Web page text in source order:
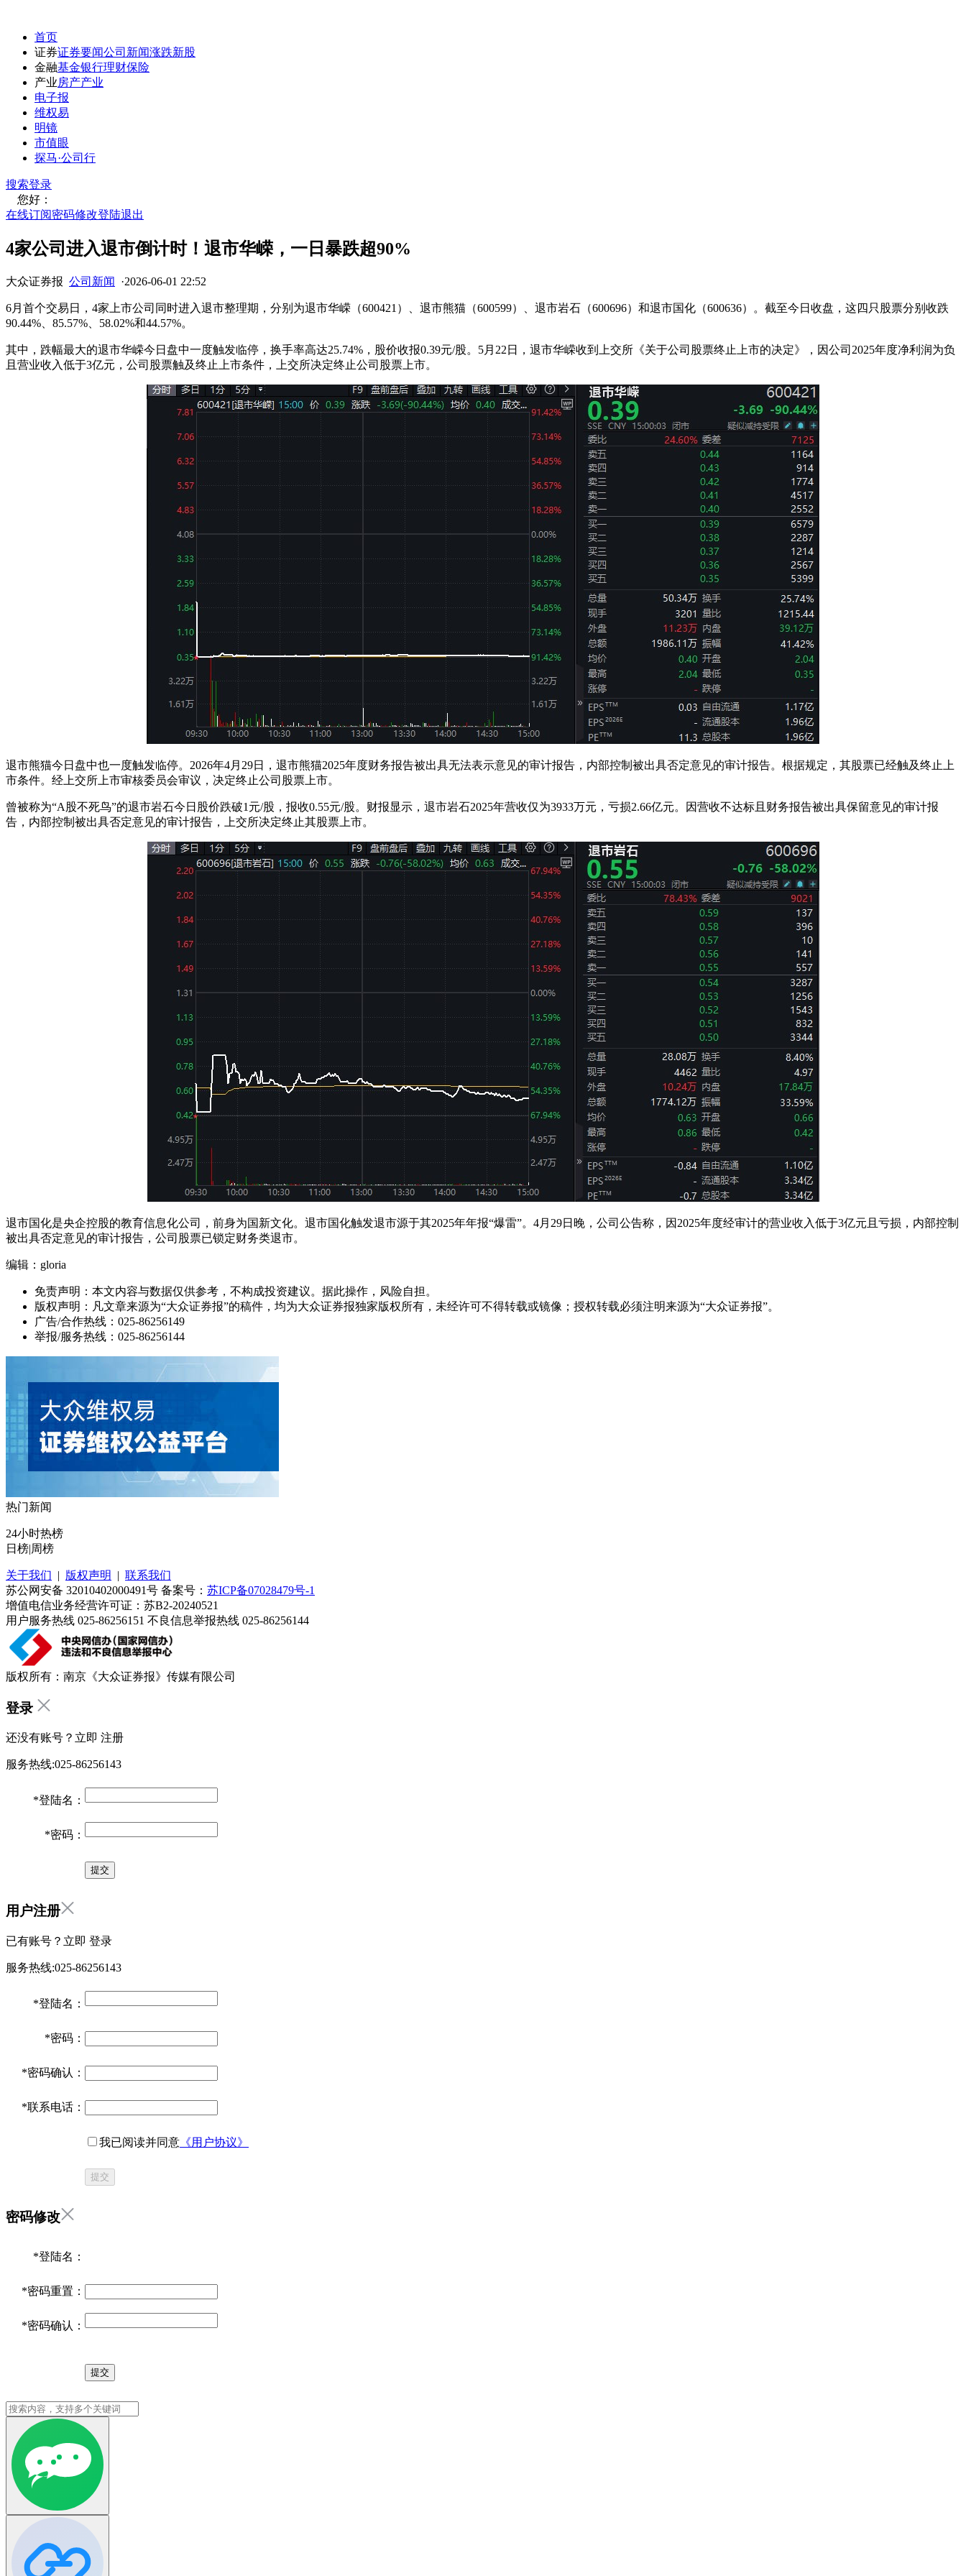
首页
证券证券要闻公司新闻涨跌新股
金融基金银行理财保险
产业房产产业
电子报
维权易
明镜
市值眼
探马·公司行
搜索登录
您好：
在线订阅密码修改登陆退出
4家公司进入退市倒计时！退市华嵘，一日暴跌超90%
大众证券报 公司新闻 ·2026-06-01 22:52
6月首个交易日，4家上市公司同时进入退市整理期，分别为退市华嵘（600421）、退市熊猫（600599）、退市岩石（600696）和退市国化（600636）。截至今日收盘，这四只股票分别收跌
90.44%、85.57%、58.02%和44.57%。
其中，跌幅最大的退市华嵘今日盘中一度触发临停，换手率高达25.74%，股价收报0.39元/股。5月22日，退市华嵘收到上交所《关于公司股票终止上市的决定》，因公司2025年度净利润为负
且营业收入低于3亿元，公司股票触及终止上市条件，上交所决定终止公司股票上市。
退市熊猫今日盘中也一度触发临停。2026年4月29日，退市熊猫2025年度财务报告被出具无法表示意见的审计报告，内部控制被出具否定意见的审计报告。根据规定，其股票已经触及终止上
市条件。经上交所上市审核委员会审议，决定终止公司股票上市。
曾被称为“A股不死鸟”的退市岩石今日股价跌破1元/股，报收0.55元/股。财报显示，退市岩石2025年营收仅为3933万元，亏损2.66亿元。因营收不达标且财务报告被出具保留意见的审计报
告，内部控制被出具否定意见的审计报告，上交所决定终止其股票上市。
退市国化是央企控股的教育信息化公司，前身为国新文化。退市国化触发退市源于其2025年年报“爆雷”。4月29日晚，公司公告称，因2025年度经审计的营业收入低于3亿元且亏损，内部控制
被出具否定意见的审计报告，公司股票已锁定财务类退市。
编辑：gloria
免责声明：本文内容与数据仅供参考，不构成投资建议。据此操作，风险自担。
版权声明：凡文章来源为“大众证券报”的稿件，均为大众证券报独家版权所有，未经许可不得转载或镜像；授权转载必须注明来源为“大众证券报”。
广告/合作热线：025-86256149
举报/服务热线：025-86256144
热门新闻
24小时热榜
日榜|周榜
关于我们 | 版权声明 | 联系我们
苏公网安备 32010402000491号 备案号： 苏ICP备07028479号-1
增值电信业务经营许可证：苏B2-20240521
用户服务热线 025-86256151 不良信息举报热线 025-86256144
版权所有：南京《大众证券报》传媒有限公司
登录
还没有账号？立即 注册
服务热线:025-86256143
*登陆名：
*密码：
用户注册
已有账号？立即 登录
服务热线:025-86256143
*登陆名：
*密码：
*密码确认：
*联系电话：
我已阅读并同意 《用户协议》
提交
密码修改
*登陆名：
*密码重置：
*密码确认：